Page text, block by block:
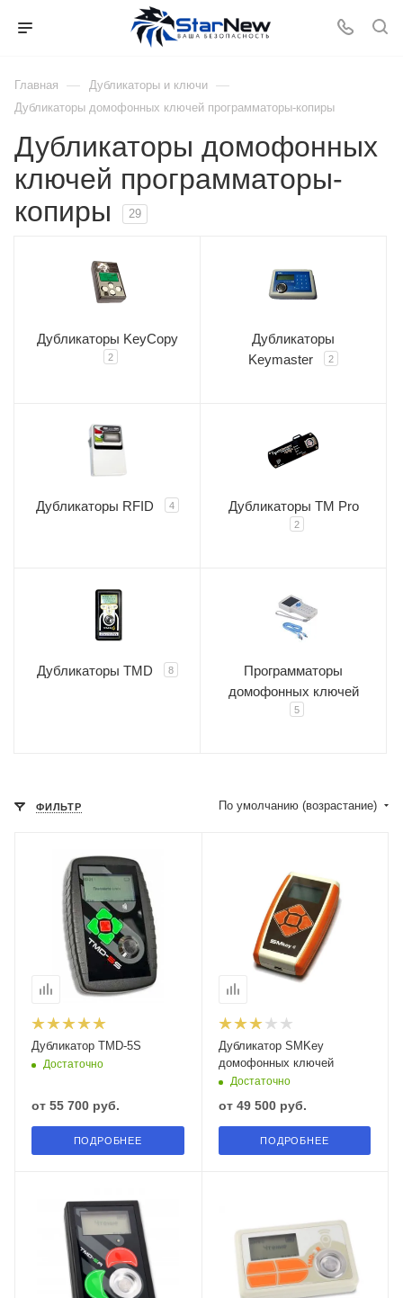
Главная — Дубликаторы и ключи —
Дубликаторы домофонных ключей программаторы-копиры
Дубликаторы домофонных
ключей программаторы-
копиры
29
Дубликаторы KeyCopy
2
Дубликаторы
Keymaster
2
Дубликаторы RFID 4 Дубликаторы TM Pro
2
Дубликаторы TMD 8
Программаторы
домофонных ключей
5
ФИЛЬТР По умолчанию (возрастание)
Дубликатор TMD-5S
Достаточно
от 55 700 руб.
ПОДРОБНЕЕ
Дубликатор SMKey
домофонных ключей
Достаточно
от 49 500 руб.
ПОДРОБНЕЕ